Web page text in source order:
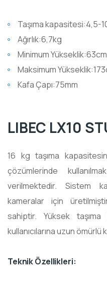
Taşıma kapasitesi:4,5-
Ağırlık:6,7kg
Minimum Yükseklik:63cm
Maksimum
Kafa Çapı:75mm
LIBEC LX10
16 kg taşıma
çözümlerinde
verilmektedir. Sistem
kameralar için
sahiptir. Yüksek taşıma
kullanıcılarına uzun ömürlü
Teknik Özellikleri: